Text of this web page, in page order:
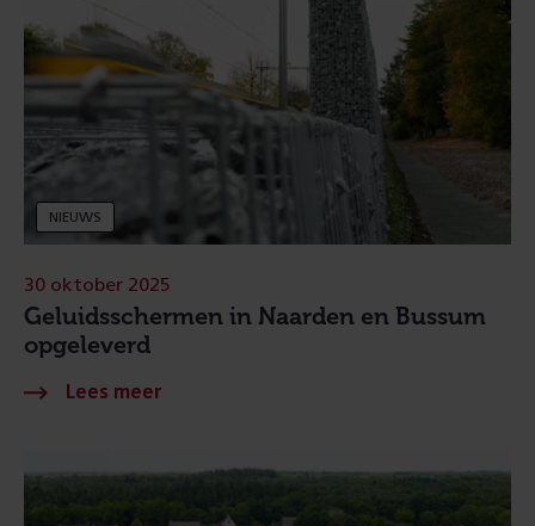
NIEUWS
Geluidsschermen in Naarden en Bussum
opgeleverd
30 oktober 2025